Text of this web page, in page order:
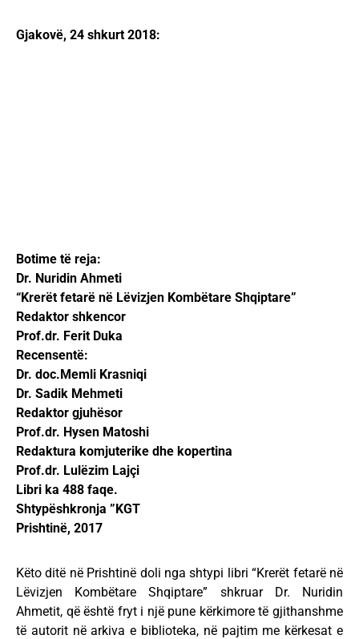
Gjakovë, 24 shkurt 2018:
Botime të reja:
Dr. Nuridin Ahmeti
“Krerët fetarë në Lëvizjen Kombëtare Shqiptare”
Redaktor shkencor
Prof.dr. Ferit Duka
Recensentë:
Dr. doc.Memli Krasniqi
Dr. Sadik Mehmeti
Redaktor gjuhësor
Prof.dr. Hysen Matoshi
Redaktura komjuterike dhe kopertina
Prof.dr. Lulëzim Lajçi
Libri ka 488 faqe.
Shtypëshkronja ”KGT
Prishtinë, 2017
Këto ditë në Prishtinë doli nga shtypi libri “Krerët fetarë në
Lëvizjen Kombëtare Shqiptare” shkruar Dr. Nuridin
Ahmetit, që është fryt i një pune kërkimore të gjithanshme
të autorit në arkiva e biblioteka, në pajtim me kërkesat e